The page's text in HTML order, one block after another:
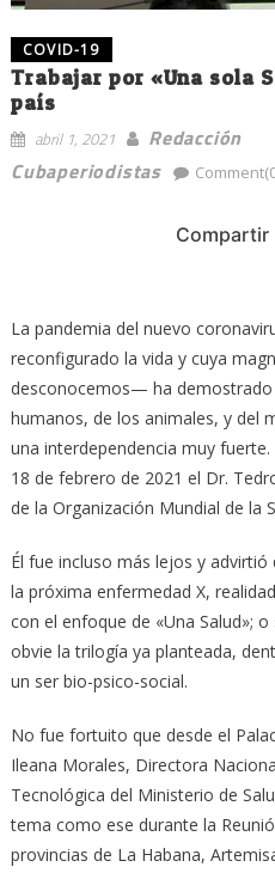
COVID-19
Trabajar por «Una sola
país
abril 1, 2021
Redacción
Cubaperiodistas
Compartir
La pandemia del nuevo
reconfigurado la vida y cuya
desconocemos— ha demostrado
humanos, de los animales, y del
una interdependencia muy
18 de febrero de 2021 el Dr.
de la Organización Mundial de la
Él fue incluso más lejos y
la próxima enfermedad X,
con el enfoque de «Una Salud»;
obvie la trilogía ya planteada,
un ser bio-psico-social.
No fue fortuito que desde el
Ileana Morales, Directora
Tecnológica del Ministerio de
tema como ese durante la
provincias de La Habana,